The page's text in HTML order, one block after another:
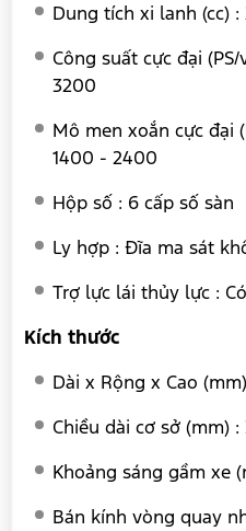
Dung tích xi lanh (cc) :
Công suất cực đại
3200
Mô men xoắn cực đại
1400 - 2400
Hộp số : 6 cấp số sàn
Ly hợp : Đĩa ma sát
Trợ lực lái thủy lực : Có
Kích thước
Dài x Rộng x Cao
Chiều dài cơ sở (mm) :
Khoảng sáng gầm xe
Bán kính vòng quay